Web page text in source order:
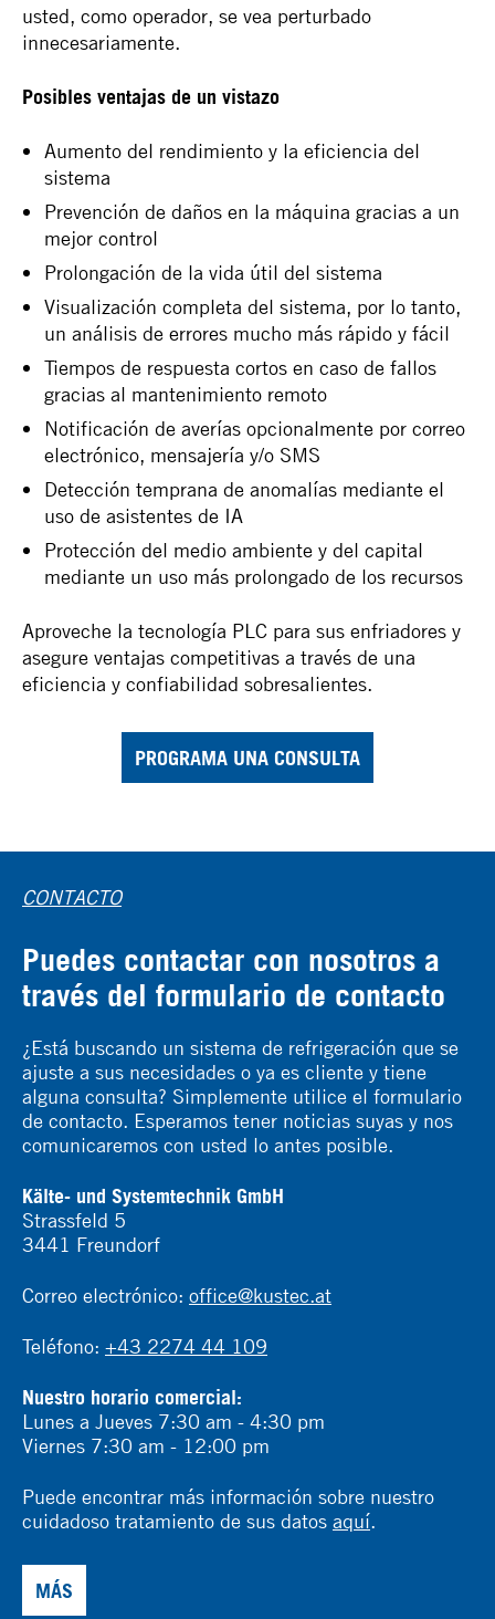
usted, como operador, se vea perturbado
innecesariamente.
Posibles ventajas de un vistazo
Aumento del rendimiento y la eficiencia del
sistema
Prevención de daños en la máquina gracias a un
mejor control
Prolongación de la vida útil del sistema
Visualización completa del sistema, por lo tanto,
un análisis de errores mucho más rápido y fácil
Tiempos de respuesta cortos en caso de fallos
gracias al mantenimiento remoto
Notificación de averías opcionalmente por correo
electrónico, mensajería y/o SMS
Detección temprana de anomalías mediante el
uso de asistentes de IA
Protección del medio ambiente y del capital
mediante un uso más prolongado de los recursos
Aproveche la tecnología PLC para sus enfriadores y
asegure ventajas competitivas a través de una
eficiencia y confiabilidad sobresalientes.
PROGRAMA UNA CONSULTA
CONTACTO
Puedes contactar con nosotros a
través del formulario de contacto
¿Está buscando un sistema de refrigeración que se
ajuste a sus necesidades o ya es cliente y tiene
alguna consulta? Simplemente utilice el formulario
de contacto. Esperamos tener noticias suyas y nos
comunicaremos con usted lo antes posible.
Kälte- und Systemtechnik GmbH
Strassfeld 5
3441 Freundorf
Correo electrónico: office@kustec.at
Teléfono: +43 2274 44 109
Nuestro horario comercial:
Lunes a Jueves 7:30 am - 4:30 pm
Viernes 7:30 am - 12:00 pm
Puede encontrar más información sobre nuestro
cuidadoso tratamiento de sus datos aquí.
MÁS